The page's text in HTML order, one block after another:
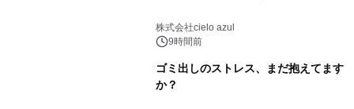
株式会社cielo azul
9時間前
ゴミ出しのストレス、まだ抱えてます
か？